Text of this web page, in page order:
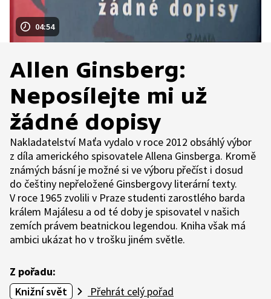
04:54
Allen Ginsberg:
Neposílejte mi už
žádné dopisy
Nakladatelství Maťa vydalo v roce 2012 obsáhlý výbor
z díla amerického spisovatele Allena Ginsberga. Kromě
známých básní je možné si ve výboru přečíst i dosud
do češtiny nepřeložené Ginsbergovy literární texty.
V roce 1965 zvolili v Praze studenti zarostlého barda
králem Majálesu a od té doby je spisovatel v našich
zemích právem beatnickou legendou. Kniha však má
ambici ukázat ho v trošku jiném světle.
Z pořadu:
Knižní svět
Přehrát celý pořad